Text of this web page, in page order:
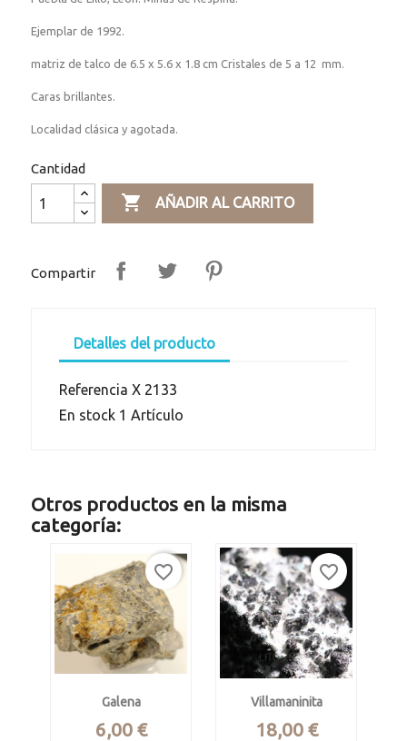
Ejemplar de 1992.
matriz de talco de 6.5 x 5.6 x 1.8 cm Cristales de 5 a 12 mm.
Caras brillantes.
Localidad clásica y agotada.
Cantidad
 AÑADIR AL CARRITO
Compartir
Detalles del producto
Referencia X 2133
En stock 1 Artículo
Otros productos en la misma
categoría:
Galena
Precio
6,00 €
favorite_border
Villamaninita
Precio
18,00 €
favorite_border